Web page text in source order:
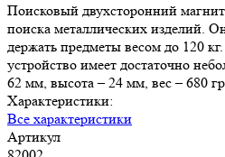
Поисковый двухсторонний
поиска металлических изделий.
держать предметы весом до 120
устройство имеет достаточно
62 мм, высота – 24 мм, вес – 680 гр.
Характеристики:
Все характеристики
Артикул